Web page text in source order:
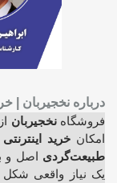
درباره نخجیربان |
فروشگاه نخجیربان
امکان خرید
طبیعت‌گردی اصل و
یک نیاز واقعی